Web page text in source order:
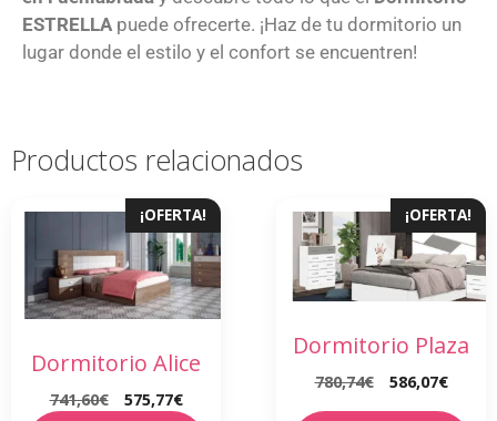
ESTRELLA puede ofrecerte. ¡Haz de tu dormitorio un
lugar donde el estilo y el confort se encuentren!
Productos relacionados
¡OFERTA!
Dormitorio Alice
741,60€ 575,77€
¡OFERTA!
Dormitorio Plaza
780,74€ 586,07€